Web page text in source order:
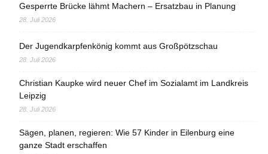
Gesperrte Brücke lähmt Machern – Ersatzbau in Planung
28. Juli 2026
Der Jugendkarpfenkönig kommt aus Großpötzschau
28. Juli 2026
Christian Kaupke wird neuer Chef im Sozialamt im Landkreis
Leipzig
28. Juli 2026
Sägen, planen, regieren: Wie 57 Kinder in Eilenburg eine
ganze Stadt erschaffen